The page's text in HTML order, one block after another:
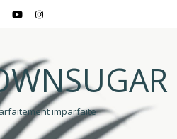
imparfaite